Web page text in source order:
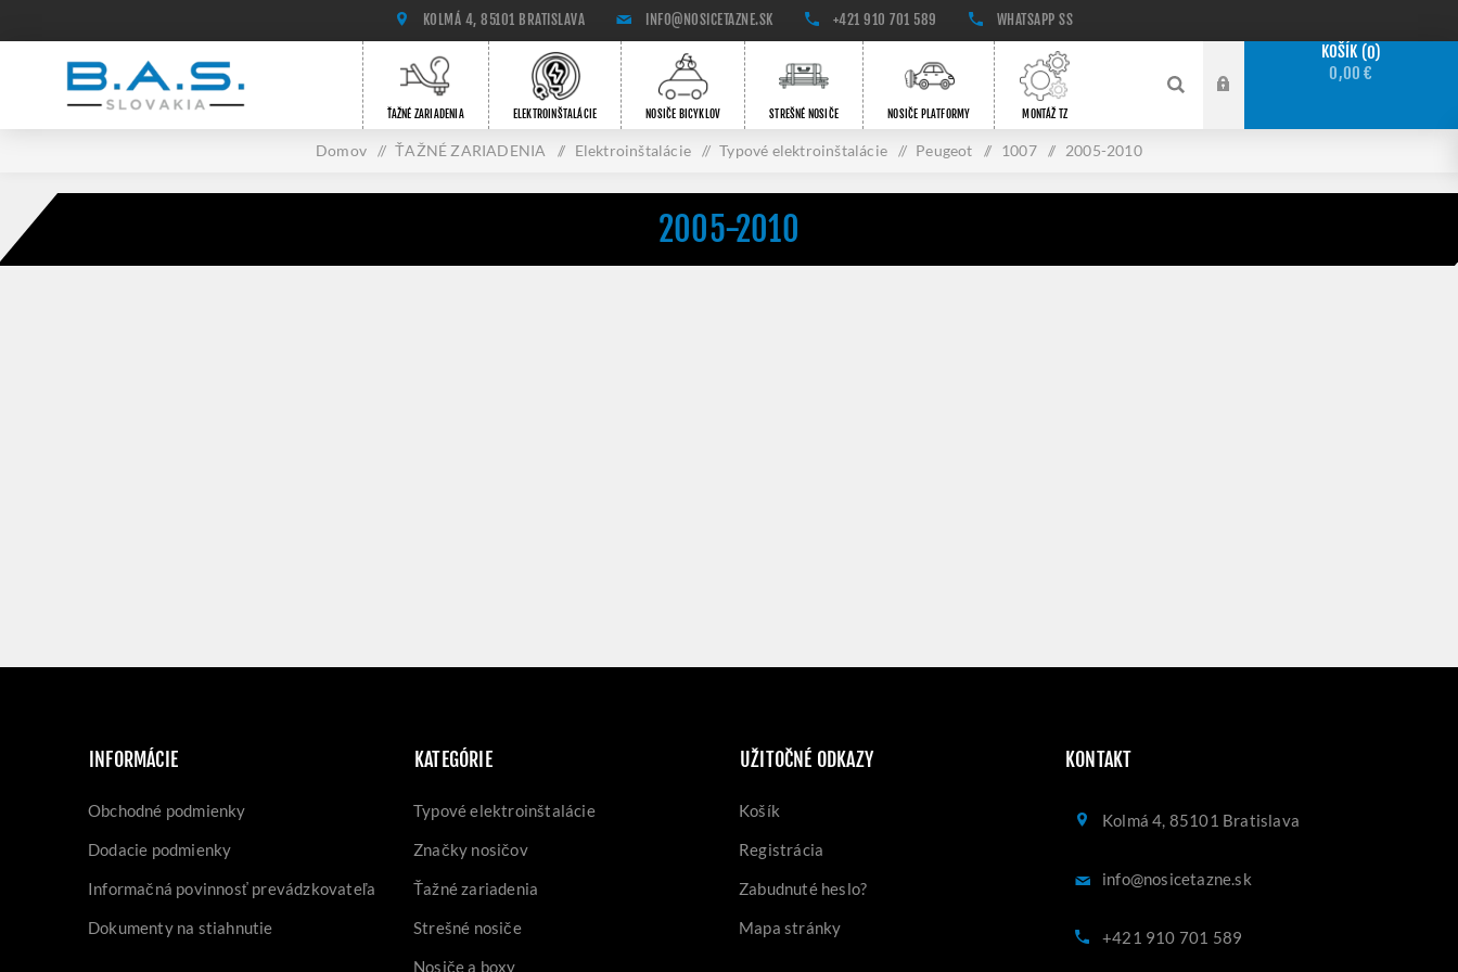
KOLMÁ 4, 85101 BRATISLAVA INFO@NOSICETAZNE.SK +421 910 701 589 WHATSAPP SS
ŤAŽNÉ ZARIADENIA ELEKTROINŠTALÁCIE NOSIČE BICYKLOV STREŠNÉ NOSIČE NOSIČE PLATFORMY MONTÁŽ TZ
KOŠÍK 0
0,00 €
Domov / ŤAŽNÉ ZARIADENIA / Elektroinštalácie / Typové elektroinštalácie / Peugeot / 1007 / 2005-2010
2005-2010
INFORMÁCIE
Obchodné podmienky
Dodacie podmienky
Informačná povinnosť prevádzkovateľa
Dokumenty na stiahnutie
KATEGÓRIE
Typové elektroinštalácie
Značky nosičov
Ťažné zariadenia
Strešné nosiče
Nosiče a boxy
UŽITOČNÉ ODKAZY
Košík
Registrácia
Zabudnuté heslo?
Mapa stránky
KONTAKT
Kolmá 4, 85101 Bratislava
info@nosicetazne.sk
+421 910 701 589